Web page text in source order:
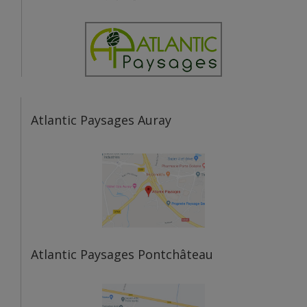
Atlantic Paysages Auray
Atlantic Paysages Pontchâteau